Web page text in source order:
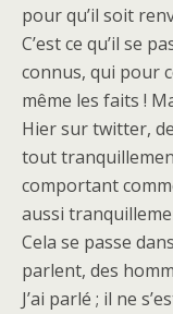
pour qu’il soit
C’est ce qu’il se
connus, qui pour
même les faits !
Hier sur twitter,
tout
comportant
aussi
Cela se passe
parlent, des
J’ai parlé ; il ne